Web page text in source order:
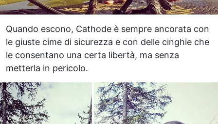
Quando escono, Cathode è sempre ancorata con
le giuste cime di sicurezza e con delle cinghie che
le consentano una certa libertà, ma senza
metterla in pericolo.